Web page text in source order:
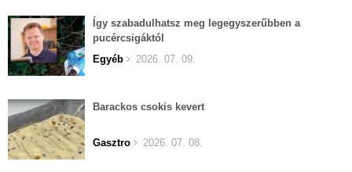
Így szabadulhatsz meg legegyszerűbben a
pucércsigáktól
Egyéb
2026. 07. 09.
Barackos csokis kevert
Gasztro 2026. 07. 08.